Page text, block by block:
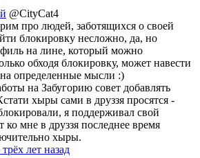
@CityCat4
про людей, заботящихся о своей
блокировку несложно, да, но
на лине, который можно
обходя блокировку, может навести
определенные мысли :)
на Забугорию совет добавлять
хыры сами в друззя просятся -
я поддерживал свой
ко мне в друззя последнее время
хыры.
лет назад